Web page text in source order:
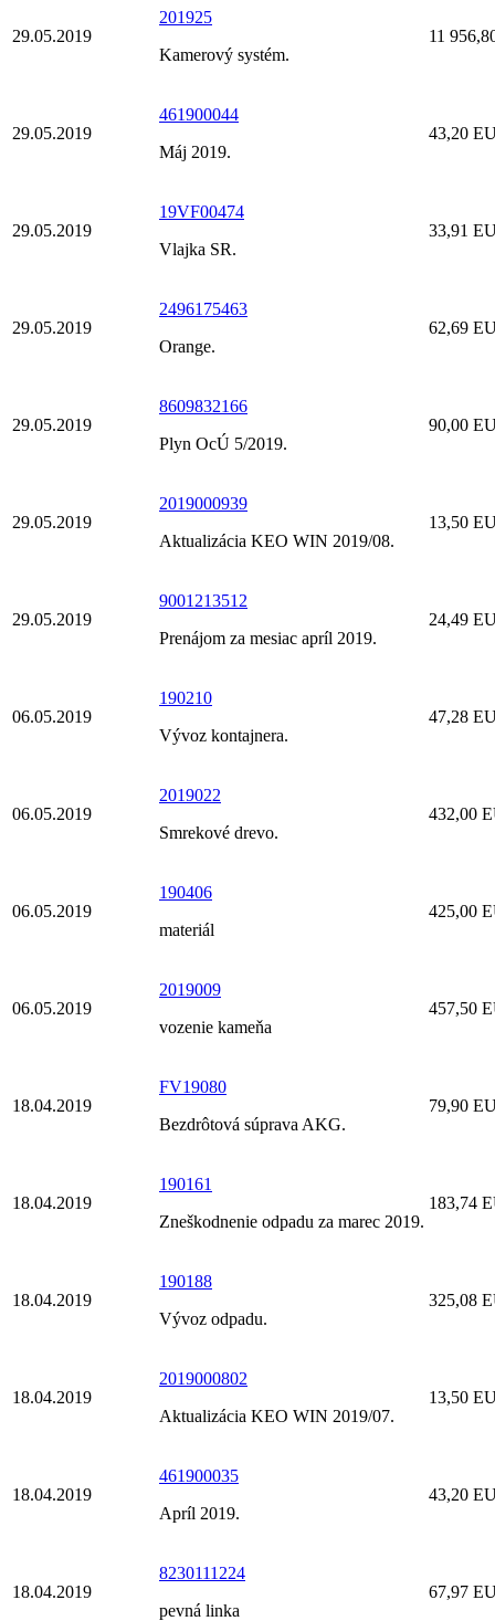
29.05.2019
201925
Kamerový systém.
11
29.05.2019
461900044
Máj 2019.
43,20
29.05.2019
19VF00474
Vlajka SR.
33,91
29.05.2019
2496175463
Orange.
62,69
29.05.2019
8609832166
Plyn OcÚ 5/2019.
90,00
29.05.2019
2019000939
Aktualizácia KEO WIN 2019/08.
13,50
29.05.2019
9001213512
Prenájom za mesiac apríl 2019.
24,49
06.05.2019
190210
Vývoz kontajnera.
47,28
06.05.2019
2019022
Smrekové drevo.
432,00
06.05.2019
190406
materiál
425,00
06.05.2019
2019009
vozenie kameňa
457,50
18.04.2019
FV19080
Bezdrôtová súprava AKG.
79,90
18.04.2019
190161
Zneškodnenie odpadu za marec 2019.
183,74
18.04.2019
190188
Vývoz odpadu.
325,08
18.04.2019
2019000802
Aktualizácia KEO WIN 2019/07.
13,50
18.04.2019
461900035
Apríl 2019.
43,20
18.04.2019
8230111224
pevná linka
67,97